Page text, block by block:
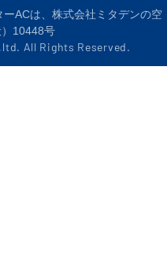
ACは、株式会社ミタデンの空
10448号
All Rights Reserved.